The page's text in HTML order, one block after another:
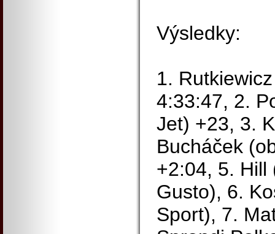
Výsledky:
1.
4:33:47, 2.
Jet) +23, 3.
Bucháček
+2:04, 5. Hill
Gusto), 6.
Sport), 7.